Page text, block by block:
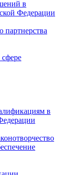
в
Федерации
партнерства
в